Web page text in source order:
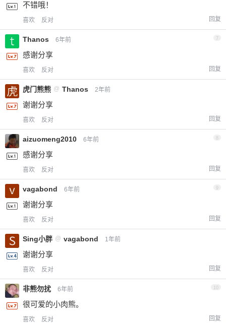
不错哦！
喜欢 反对 回复
Thanos 6年前 7
感谢分享
喜欢 反对 回复
虎门熊熊 @ Thanos 2年前
谢谢分享
喜欢 反对 回复
aizuomeng2010 6年前
感谢分享
喜欢 反对 回复
vagabond 6年前 9
谢谢分享
喜欢 反对 回复
Sing小胖 @ vagabond 1年前
谢谢分享
喜欢 反对 回复
非熊勿扰 6年前 10
很可爱的小肉熊。
喜欢 反对 回复